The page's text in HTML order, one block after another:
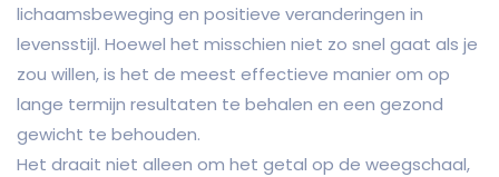
lichaamsbeweging en positieve veranderingen in
levensstijl. Hoewel het misschien niet zo snel gaat als je
zou willen, is het de meest effectieve manier om op
lange termijn resultaten te behalen en een gezond
gewicht te behouden.
Het draait niet alleen om het getal op de weegschaal,